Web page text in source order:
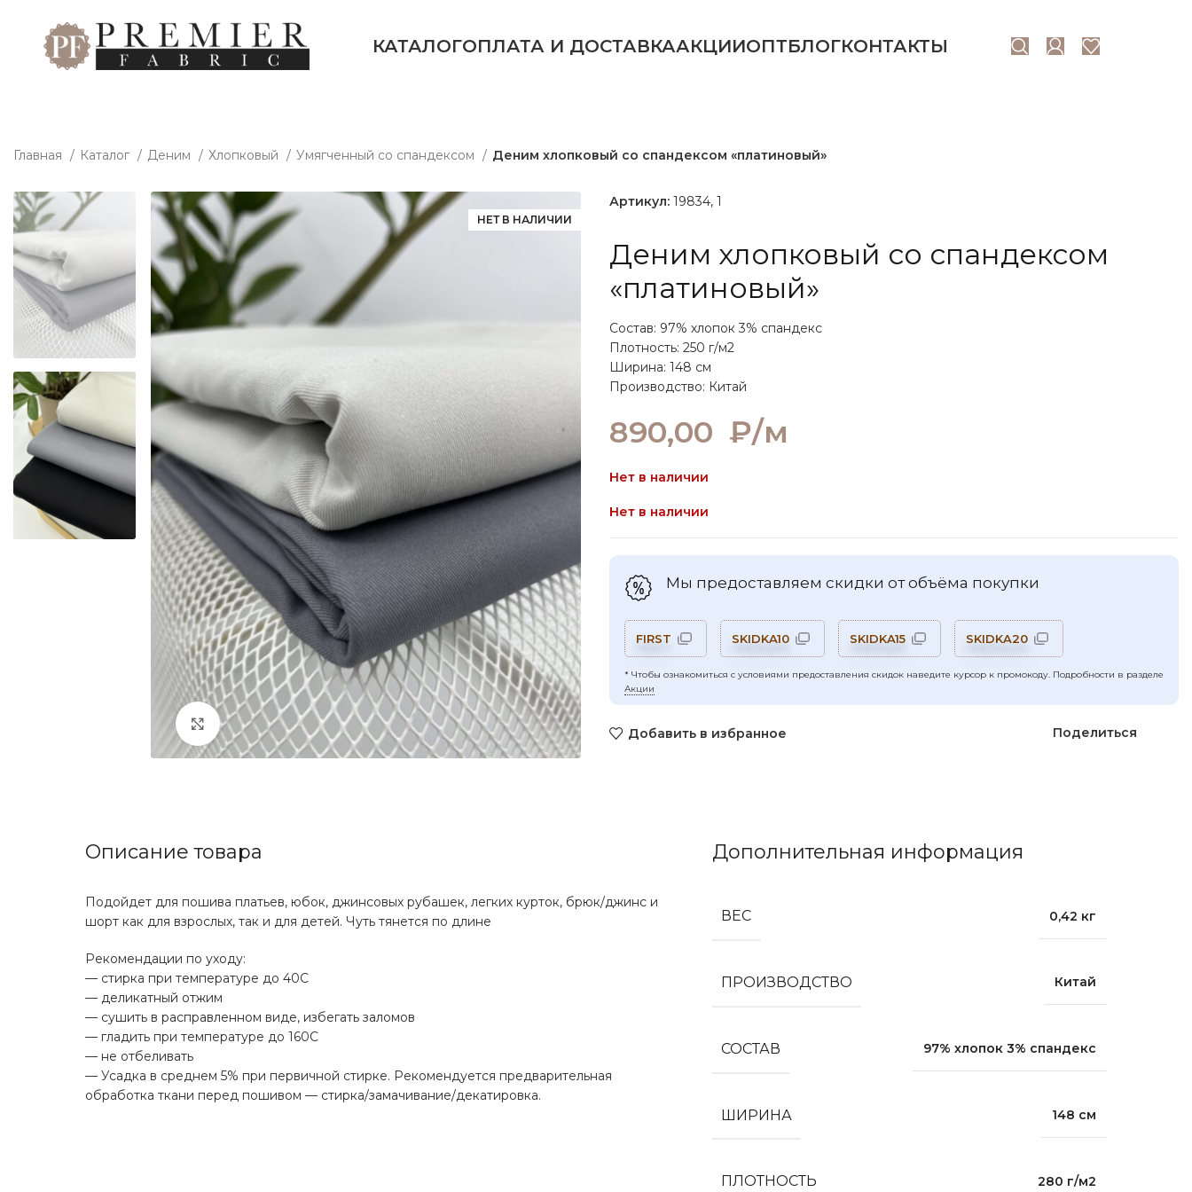
КАТАЛОГОПЛАТА И ДОСТАВКААКЦИИОПТБЛОГКОНТАКТЫ
Главная Каталог Деним Хлопковый Умягченный со спандексом Деним хлопковый со спандексом «платиновый»
НЕТ В НАЛИЧИИ
Увеличить
Артикул: 19834, 1
Деним хлопковый со спандексом
«платиновый»
Состав: 97% хлопок 3% спандекс
Плотность: 250 г/м2
Ширина: 148 см
Производство: Китай
890,00 ₽/м
Нет в наличии
Нет в наличии
Мы предоставляем скидки от объёма покупки
FIRST SKIDKA10 SKIDKA15 SKIDKA20
* Чтобы ознакомиться с условиями предоставления скидок наведите курсор к промокоду. Подробности в разделе
Акции
Добавить в избранное Поделиться
Описание товара
Подойдет для пошива платьев, юбок, джинсовых рубашек, легких курток, брюк/джинс и
шорт как для взрослых, так и для детей. Чуть тянется по длине
Рекомендации по уходу:
— стирка при температуре до 40С
— деликатный отжим
— сушить в расправленном виде, избегать заломов
— гладить при температуре до 160С
— не отбеливать
— Усадка в среднем 5% при первичной стирке. Рекомендуется предварительная
обработка ткани перед пошивом — стирка/замачивание/декатировка.
Дополнительная информация
ВЕС 0,42 кг
ПРОИЗВОДСТВО Китай
СОСТАВ 97% хлопок 3% спандекс
ШИРИНА 148 см
ПЛОТНОСТЬ 280 г/м2